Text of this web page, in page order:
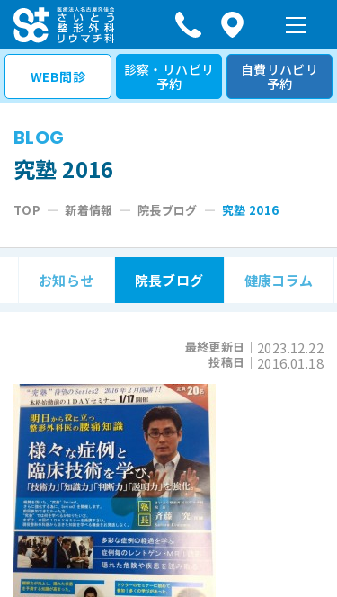
コ
ン
テ
WEB問診
診察・リハビリ
予約
自費リハビリ
予約
BLOG
究塾 2016
TOP —新着情報 — 院長ブログ — 究塾 2016
お知らせ 院長ブログ 健康コラム
投稿日｜ 2016.01.18
最終更新日｜ 2023.12.22